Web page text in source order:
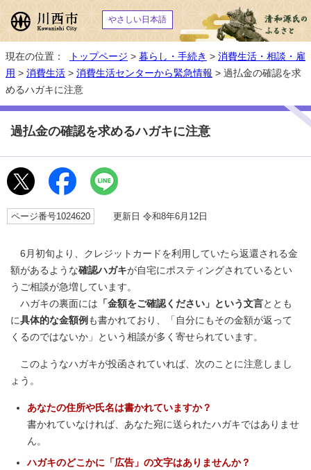
やさしい日本語
現在の位置： トップページ > 暮らし・手続き > 消費生活・相談・雇
用 > 消費生活 > 消費生活センターから緊急情報 > 過払金の確認を求
めるハガキに注意
過払金の確認を求めるハガキに注意
ページ番号1024620 更新日 令和8年6月12日
6月初旬より、クレジットカードを利用していたら返還される金
額があるような確認ハガキが自宅にポスティングされているとい
うご相談が急増しています。
ハガキの裏面には 「金額をご確認ください」という文言ととも
に具体的な金額例 も書かれており、「自分にもその金額が返って
くるのではないか」という相談が多く寄せられています。
このようなハガキが投函されていれば、次のことに注意しまし
ょう。
あなたの住所や氏名は書かれていますか？
書かれていなければ、あなた宛に送られたハガキではありませ
ん。
ハガキのどこかに「広告」の文字はありませんか？